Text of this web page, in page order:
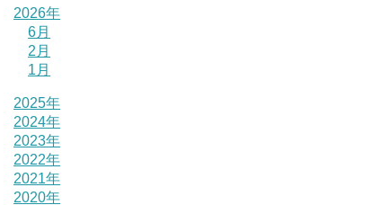
2026年
6月
2月
1月
2025年
2024年
2023年
2022年
2021年
2020年